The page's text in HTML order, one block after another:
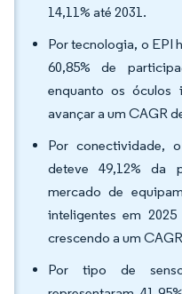
14,11% até 2031.
Por tecnologia, o EPI
60,85% de
enquanto os óculos
avançar a um CAGR
Por conectividade,
deteve 49,12% da
mercado de
inteligentes em
crescendo a um
Por tipo de